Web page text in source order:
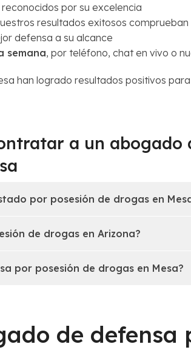
por su excelencia
resultados exitosos
defensa a su alcance
semana, por teléfono, chat en vivo o
han logrado resultados positivos
a un
por posesión de drogas en
de drogas en Arizona?
por posesión de drogas en Mesa?
de defensa